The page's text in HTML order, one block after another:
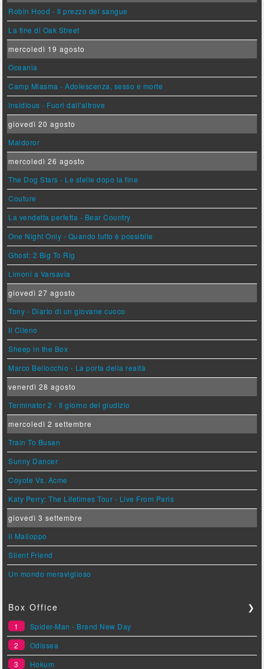
Robin Hood - Il prezzo del sangue
La fine di Oak Street
mercoledì 19 agosto
Oceania
Camp Miasma - Adolescenza, sesso e morte
Insidious - Fuori dall'altrove
giovedì 20 agosto
Maldoror
mercoledì 26 agosto
The Dog Stars - Le stelle dopo la fine
Couture
La vendetta perfetta - Bear Country
One Night Only - Quando tutto è possibile
Ghost: 2 Big To Rig
Limoni a Varsavia
giovedì 27 agosto
Tony - Diario di un giovane cuoco
Il Cileno
Sheep in the Box
Marco Bellocchio - La porta della realtà
venerdì 28 agosto
Terminator 2 - Il giorno del giudizio
mercoledì 2 settembre
Train To Busan
Sunny Dancer
Coyote Vs. Acme
Katy Perry: The Lifetimes Tour - Live From Paris
giovedì 3 settembre
Il Malloppo
Silent Friend
Un mondo meraviglioso
Box Office ❯
1
Spider-Man - Brand New Day
2
Odissea
3
Hokum